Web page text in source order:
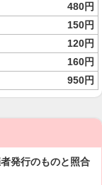
480円
150円
120円
160円
950円
発行のものと照合